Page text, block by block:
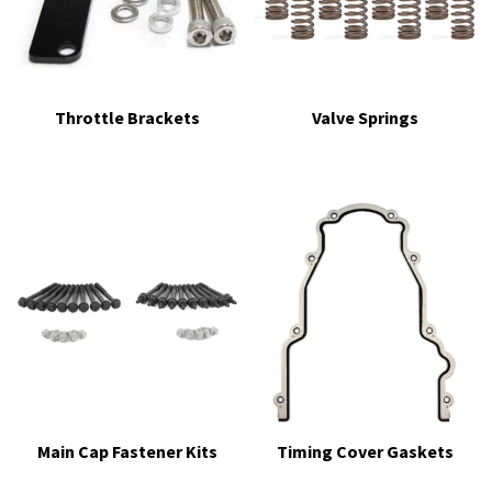
Throttle Brackets Valve Springs
Main Cap Fastener Kits Timing Cover Gaskets